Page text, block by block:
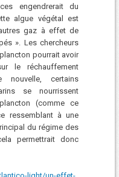
engendrerait du
algue végétal est
gaz à effet de
». Les chercheurs
pourrait avoir
le réchauffement
nouvelle, certains
se nourrissent
(comme ce
ressemblant à une
du régime des
permettrait donc